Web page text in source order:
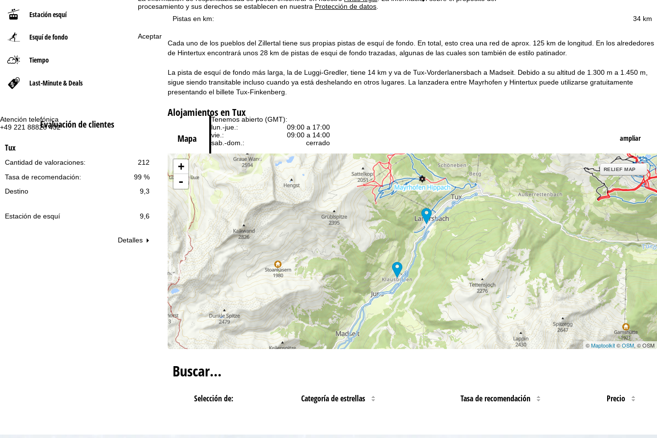
procesamiento y sus derechos se establecen en nuestra Protección de datos
Aceptar
Atención telefónica
+49 221 88828 432
Tenemos abierto (GMT):
lun.-jue.:
09:00 a 17:00
vie.:
09:00 a 14:00
sab.-dom.:
cerrado
Contáctenos
Ayuda
Estación esquí
Esquí de fondo
Tiempo
Last-Minute & Deals
Evaluación de clientes
Tux
212
Cantidad de valoraciones:
99 %
Tasa de recomendación:
Destino
9,3
Estación de esquí 9,6
Detalles
n
p
n
c
i
a
l
34 km
Pistas en km:
Cada uno de los pueblos del Zillertal tiene sus propias pistas de esquí de fondo. En total, esto crea una red de aprox. 125 km de longitud. En los alrededores
de Hintertux encontrará unos 28 km de pistas de esqui de fondo trazadas, algunas de las cuales son también de estilo patinador.
La pista de esquí de fondo más larga, la de Luggi-Gredler, tiene 14 km y va de Tux-Vorderlanersbach a Madseit. Debido a su altitud de 1.300 m a 1.450 m,
sigue siendo transitable incluso cuando ya está deshelando en otros lugares. La lanzadera entre Mayrhofen y Hintertux puede utilizarse gratuitamente
presentando el billete Tux-Finkenberg.
Alojamientos en Tux
Mapa ampliar
+
-
RELIEF MAP
©Maptoolkit©OSM, © OSM
Buscar…
Selección de: Categoría de estrellas Tasa de recomendación Precio